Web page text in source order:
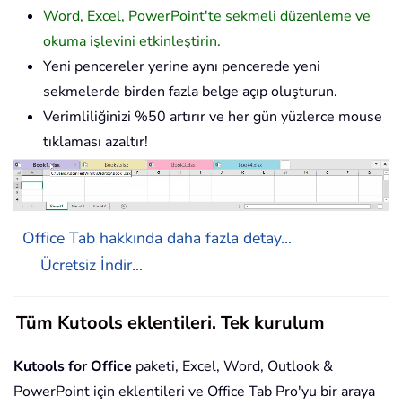
Word, Excel, PowerPoint'te sekmeli düzenleme ve
okuma işlevini etkinleştirin.
Yeni pencereler yerine aynı pencerede yeni
sekmelerde birden fazla belge açıp oluşturun.
Verimliliğinizi %50 artırır ve her gün yüzlerce mouse
tıklaması azaltır!
Office Tab hakkında daha fazla detay...
Ücretsiz İndir...
Tüm Kutools eklentileri. Tek kurulum
Kutools for Office paketi, Excel, Word, Outlook &
PowerPoint için eklentileri ve Office Tab Pro'yu bir araya